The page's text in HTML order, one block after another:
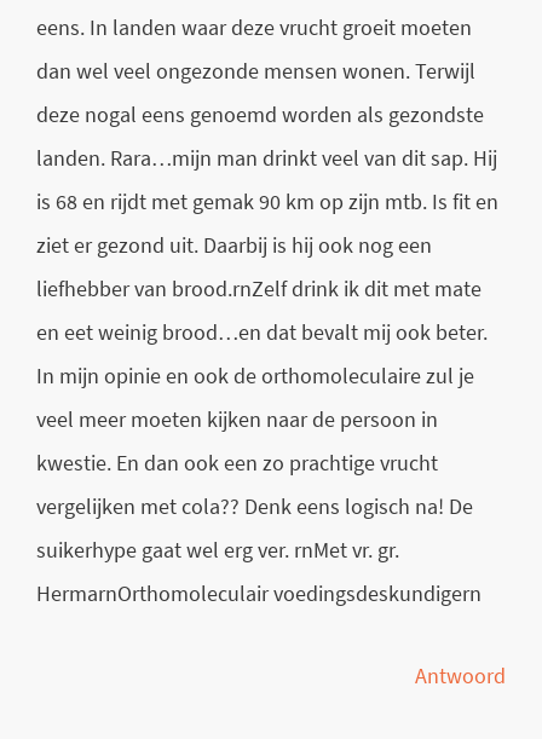
eens. In landen waar deze vrucht groeit moeten
dan wel veel ongezonde mensen wonen. Terwijl
deze nogal eens genoemd worden als gezondste
landen. Rara…mijn man drinkt veel van dit sap. Hij
is 68 en rijdt met gemak 90 km op zijn mtb. Is fit en
ziet er gezond uit. Daarbij is hij ook nog een
liefhebber van brood.rnZelf drink ik dit met mate
en eet weinig brood…en dat bevalt mij ook beter.
In mijn opinie en ook de orthomoleculaire zul je
veel meer moeten kijken naar de persoon in
kwestie. En dan ook een zo prachtige vrucht
vergelijken met cola?? Denk eens logisch na! De
suikerhype gaat wel erg ver. rnMet vr. gr.
HermarnOrthomoleculair voedingsdeskundigern
Antwoord